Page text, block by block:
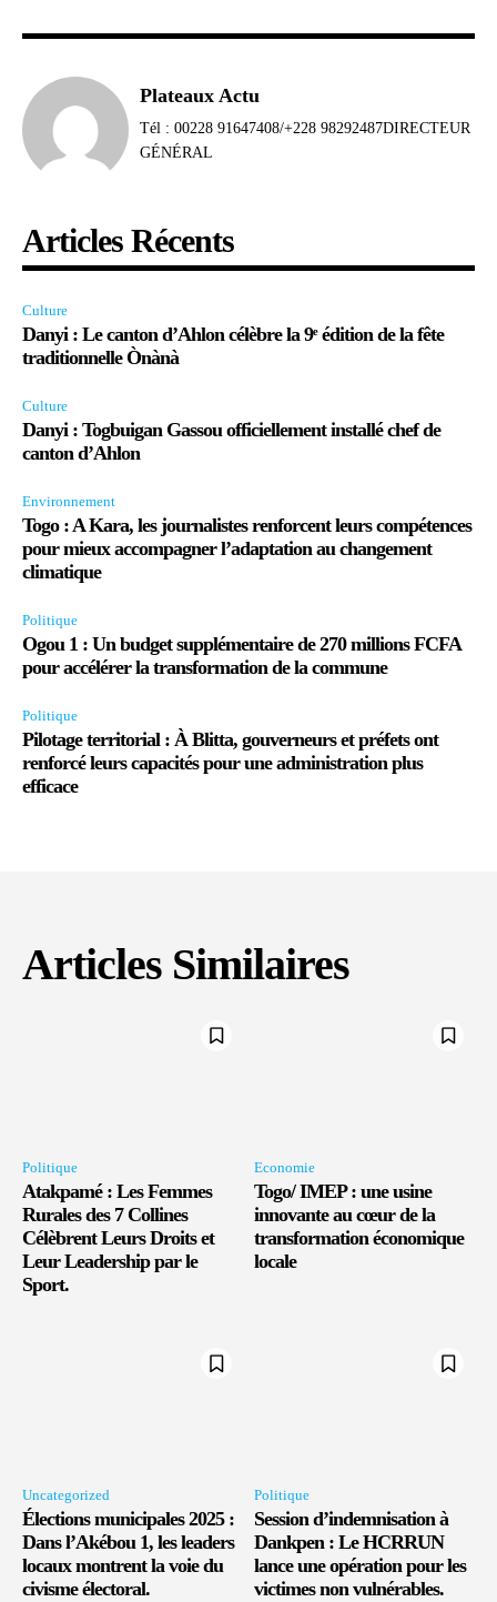
Plateaux Actu
Tél : 00228 91647408/+228 98292487DIRECTEUR
GÉNÉRAL
Articles Récents
Culture
Danyi : Le canton d’Ahlon célèbre la 9ᵉ édition de la fête
traditionnelle Ònànà
Culture
Danyi : Togbuigan Gassou officiellement installé chef de
canton d’Ahlon
Environnement
Togo : A Kara, les journalistes renforcent leurs compétences
pour mieux accompagner l’adaptation au changement
climatique
Politique
Ogou 1 : Un budget supplémentaire de 270 millions FCFA
pour accélérer la transformation de la commune
Politique
Pilotage territorial : À Blitta, gouverneurs et préfets ont
renforcé leurs capacités pour une administration plus
efficace
Articles Similaires
Politique
Atakpamé : Les Femmes
Rurales des 7 Collines
Célèbrent Leurs Droits et
Leur Leadership par le
Sport.
Economie
Togo/ IMEP : une usine
innovante au cœur de la
transformation économique
locale
Uncategorized
Élections municipales 2025 :
Dans l’Akébou 1, les leaders
locaux montrent la voie du
civisme électoral.
Politique
Session d’indemnisation à
Dankpen : Le HCRRUN
lance une opération pour les
victimes non vulnérables.